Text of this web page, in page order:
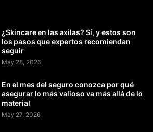
¿Skincare en las axilas? Sí, y estos son
los pasos que expertos recomiendan
seguir
May 28, 2026
En el mes del seguro conozca por qué
asegurar lo más valioso va más allá de lo
material
May 27, 2026